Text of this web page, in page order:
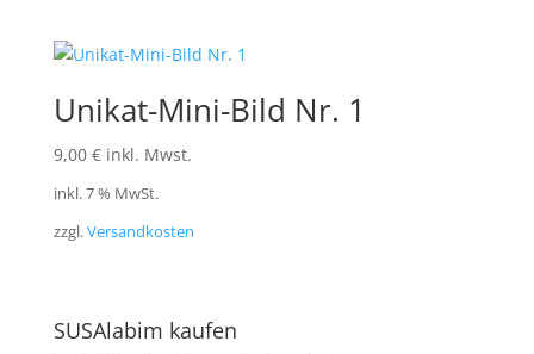
Unikat-Mini-Bild Nr. 1
9,00 € inkl. Mwst.
inkl. 7 % MwSt.
zzgl.Versandkosten
SUSAlabim kaufen